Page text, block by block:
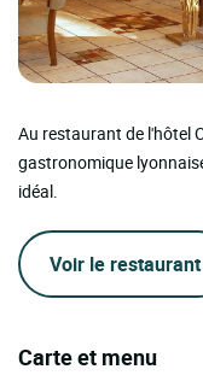
Au restaurant de l'hôtel
gastronomique
idéal.
Voir le restaurant
Carte et menu